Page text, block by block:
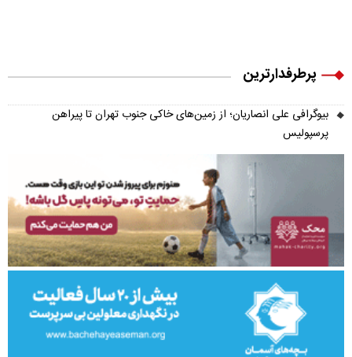
پرطرفدارترین
بیوگرافی علی انصاریان؛ از زمین‌های خاکی جنوب تهران تا پیراهن
پرسپولیس